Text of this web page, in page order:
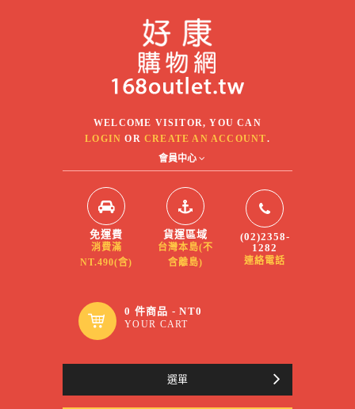
WELCOME VISITOR, YOU CAN
LOGIN ORCREATE AN ACCOUNT.
會員中心
免運費
消費滿
NT.490(含)
貨運區域
台灣本島(不
含離島)
(02)2358-
1282
連絡電話
0 件商品 - NT0
YOUR CART
選單